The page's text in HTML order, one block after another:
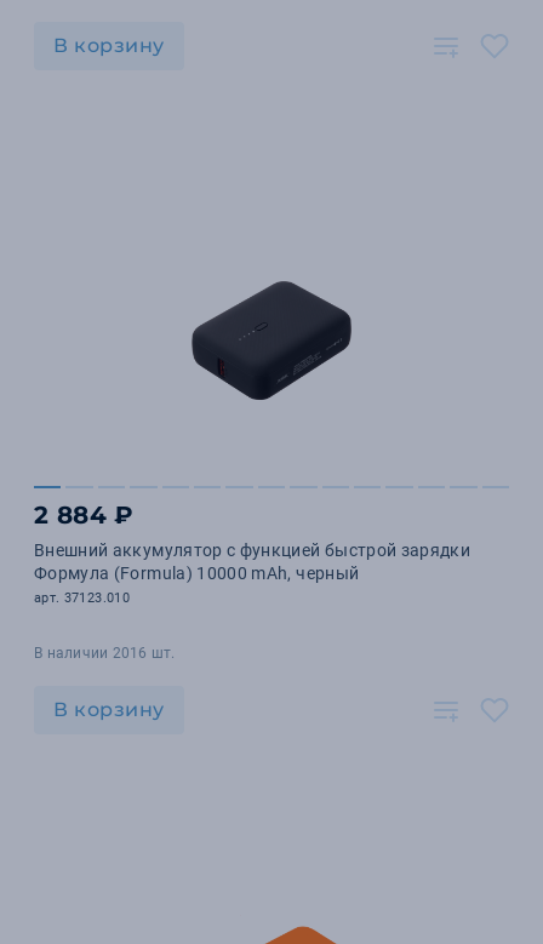
В корзину
2 884 ₽
Внешний аккумулятор с функцией быстрой зарядки
Формула (Formula) 10000 mAh, черный
арт. 37123.010
В наличии 2016 шт.
В корзину